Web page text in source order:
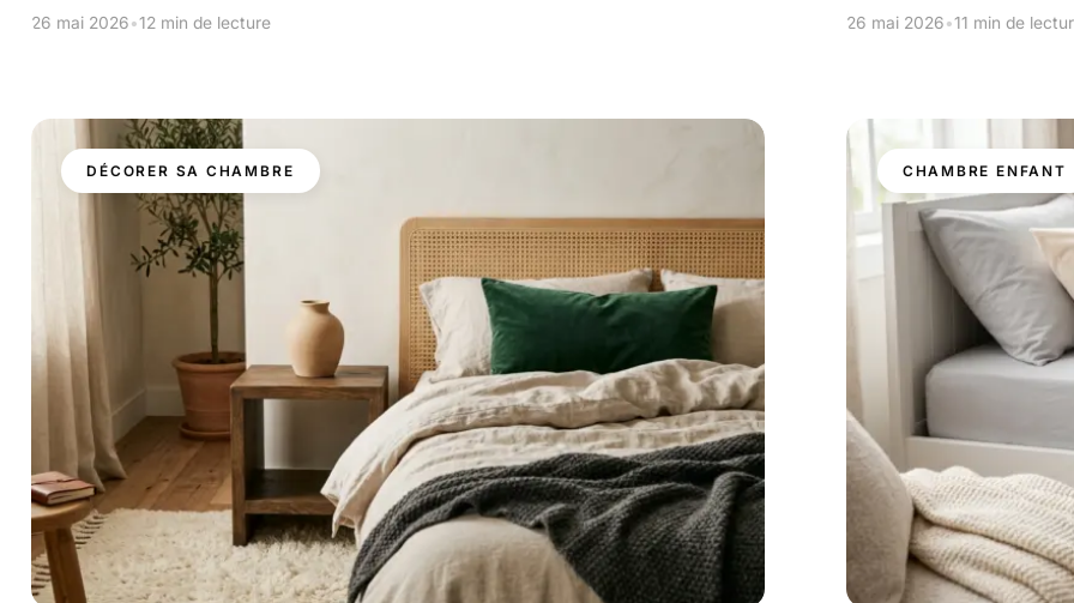
26 mai 2026•12 min de lecture 26 mai 2026•11 min de
DÉCORER SA CHAMBRE CHAMBRE ENFANT